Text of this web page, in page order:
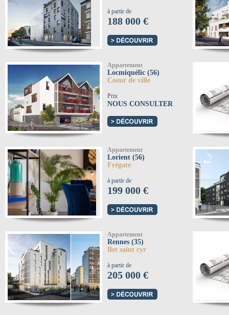
à partir de
188 000 €
Appartement
Locmiquélic (56)
Coeur de ville
Prix
NOUS CONSULTER
Appartement
Lorient (56)
Frégate
à partir de
199 000 €
Appartement
Rennes (35)
Ilet saint cyr
à partir de
205 000 €